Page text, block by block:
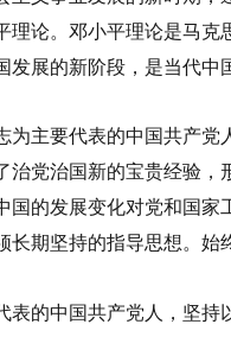
理论。邓小平理论是马
发展的新阶段，是当代
为主要代表的中国共产
党治国新的宝贵经验，
国的发展变化对党和国
期坚持的指导思想。始
的中国共产党人，坚